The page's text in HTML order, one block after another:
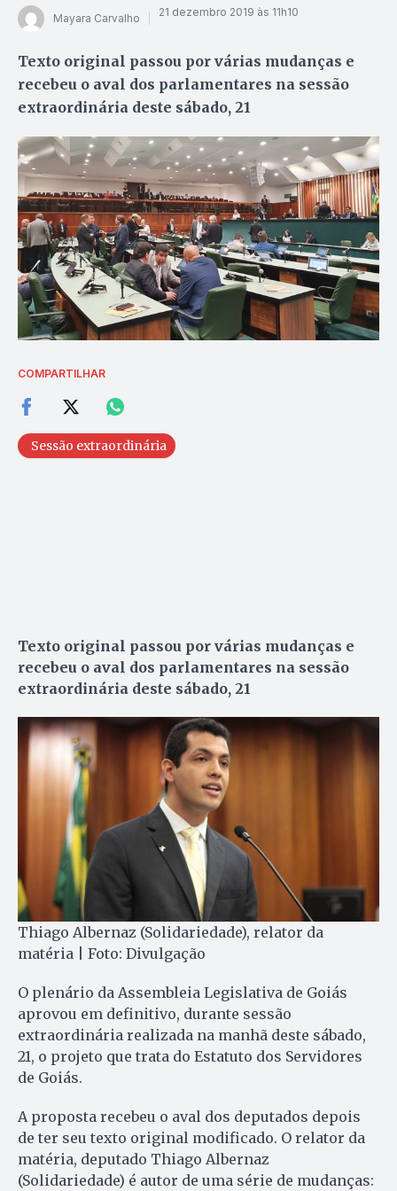
Mayara Carvalho 21 dezembro 2019 às 11h10
Texto original passou por várias mudanças e
recebeu o aval dos parlamentares na sessão
extraordinária deste sábado, 21
COMPARTILHAR
Sessão extraordinária
Texto original passou por várias mudanças e
recebeu o aval dos parlamentares na sessão
extraordinária deste sábado, 21
Thiago Albernaz (Solidariedade), relator da
matéria | Foto: Divulgação
O plenário da Assembleia Legislativa de Goiás
aprovou em definitivo, durante sessão
extraordinária realizada na manhã deste sábado,
21, o projeto que trata do Estatuto dos Servidores
de Goiás.
A proposta recebeu o aval dos deputados depois
de ter seu texto original modificado. O relator da
matéria, deputado Thiago Albernaz
(Solidariedade) é autor de uma série de mudanças: